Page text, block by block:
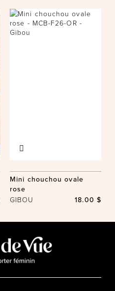
Mini chouchou ovale
rose
GIBOU 18.00 $